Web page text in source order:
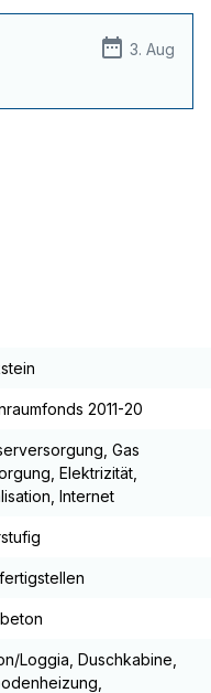
3. Aug
2011-20
Gas
Elektrizität,
Internet
Loggia, Duschkabine,